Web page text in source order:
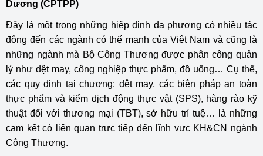
Dương (CPTPP)
Đây là một trong những hiệp định đa phương có nhiều tác
động đến các ngành có thế mạnh của Việt Nam và cũng là
những ngành mà Bộ Công Thương được phân công quản
lý như dệt may, công nghiệp thực phẩm, đồ uống… Cụ thể,
các quy định tại chương: dệt may, các biện pháp an toàn
thực phẩm và kiểm dịch động thực vật (SPS), hàng rào kỹ
thuật đối với thương mại (TBT), sở hữu trí tuệ… là những
cam kết có liên quan trực tiếp đến lĩnh vực KH&CN ngành
Công Thương.